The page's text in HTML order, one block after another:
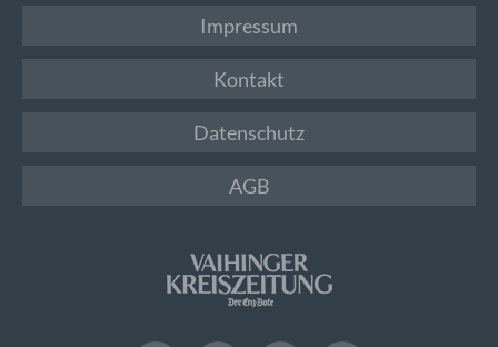
Impressum
Kontakt
Datenschutz
AGB